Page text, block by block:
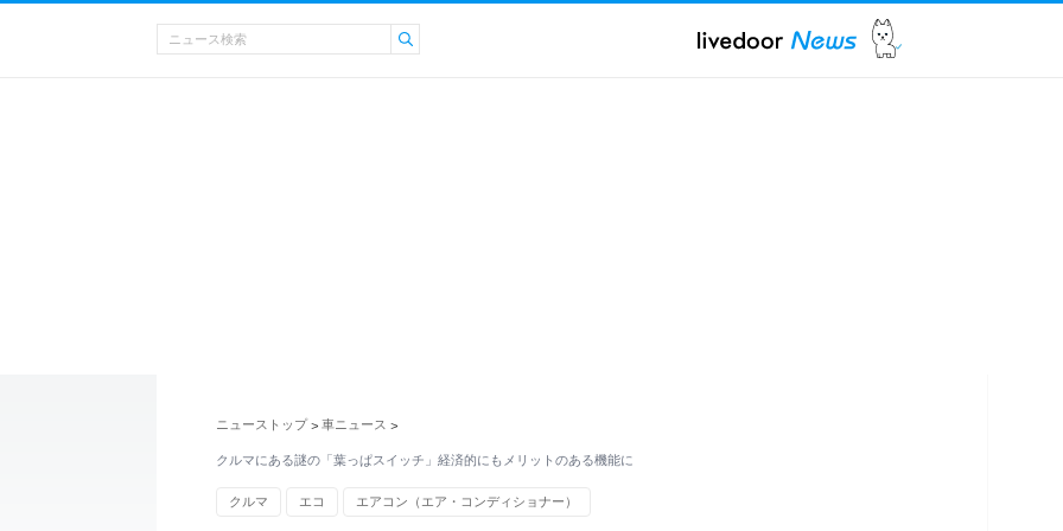
ニューストップ > 車ニュース >
クルマにある謎の「葉っぱスイッチ」経済的にもメリットのある機能に
クルマ エコ エアコン（エア・コンディショナー）